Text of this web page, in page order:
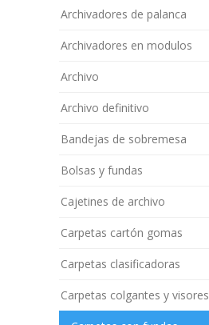
Archivadores de palanca
Archivadores en modulos
Archivo
Archivo definitivo
Bandejas de sobremesa
Bolsas y fundas
Cajetines de archivo
Carpetas cartón gomas
Carpetas clasificadoras
Carpetas colgantes y visores